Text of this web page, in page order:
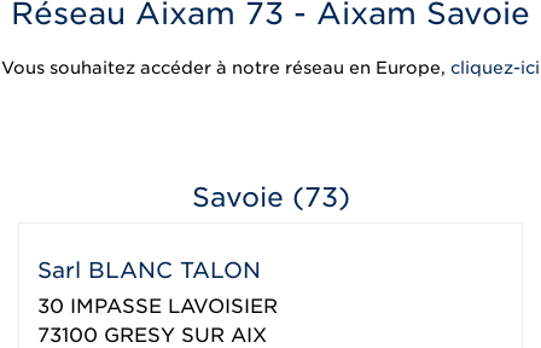
Réseau Aixam 73 - Aixam Savoie
Vous souhaitez accéder à notre réseau en Europe, cliquez-ici
Savoie (73)
Sarl BLANC TALON
30 IMPASSE LAVOISIER
73100 GRESY SUR AIX